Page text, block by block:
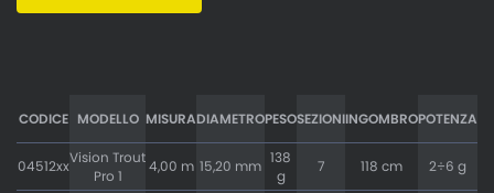
CODICE MODELLO MISURADIAMETROPESOSEZIONIINGOMBROPOTENZA
04512xxVision Trout
Pro 1
4,00 m 15,20 mm 138
g
7 118 cm 2÷6 g